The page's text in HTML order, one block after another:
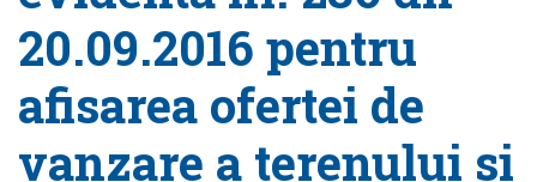
20.09.2016 pentru
afisarea ofertei de
vanzare a terenului si